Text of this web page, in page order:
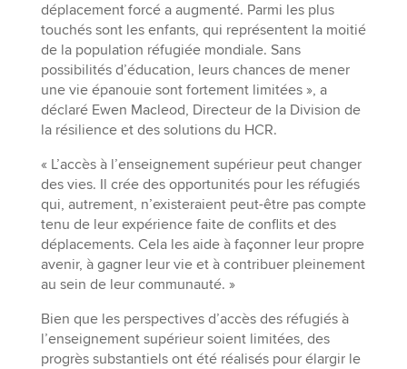
déplacement forcé a augmenté. Parmi les plus
touchés sont les enfants, qui représentent la moitié
de la population réfugiée mondiale. Sans
possibilités d’éducation, leurs chances de mener
une vie épanouie sont fortement limitées », a
déclaré Ewen Macleod, Directeur de la Division de
la résilience et des solutions du HCR.
« L’accès à l’enseignement supérieur peut changer
des vies. Il crée des opportunités pour les réfugiés
qui, autrement, n’existeraient peut-être pas compte
tenu de leur expérience faite de conflits et des
déplacements. Cela les aide à façonner leur propre
avenir, à gagner leur vie et à contribuer pleinement
au sein de leur communauté. »
Bien que les perspectives d’accès des réfugiés à
l’enseignement supérieur soient limitées, des
progrès substantiels ont été réalisés pour élargir le